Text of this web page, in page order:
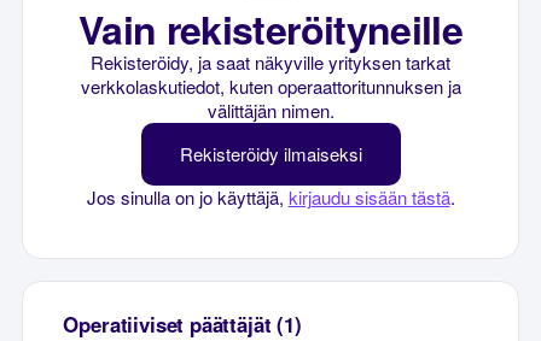
Vain rekisteröityneille
Rekisteröidy, ja saat näkyville yrityksen tarkat
verkkolaskutiedot, kuten operaattoritunnuksen ja
välittäjän nimen.
Rekisteröidy ilmaiseksi
Jos sinulla on jo käyttäjä, kirjaudu sisään tästä.
Operatiiviset päättäjät (1)